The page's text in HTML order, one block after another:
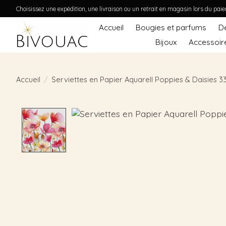
Choisissez une expédition, une livraison ou un retrait en magasin lors du
Accueil Bougies et parfums
Bijoux
Accueil / Serviettes en Papier Aquarell Poppies & Daisies
Product image slideshow Items